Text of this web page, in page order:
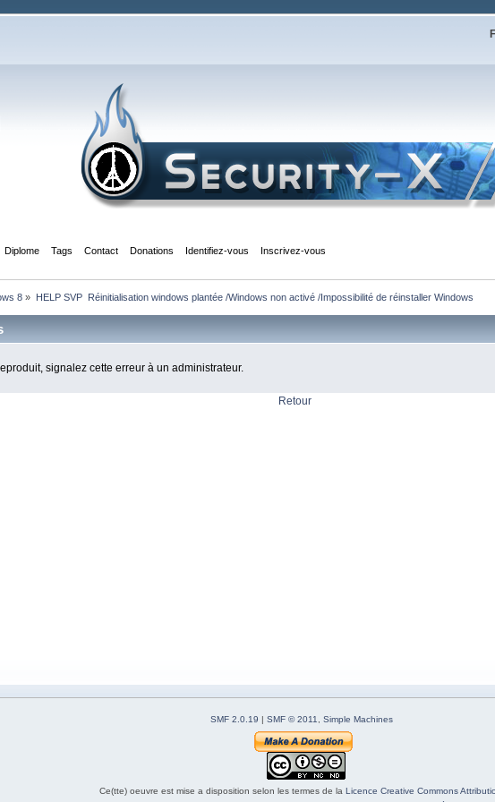
Diplome Tags Contact Donations Identifiez-vous Inscrivez-vous
8 » HELP SVP  Réinitialisation windows plantée /Windows non activé /Impossibilité de réinstaller Windows
signalez cette erreur à un administrateur.
Retour
SMF 2.0.19 | SMF © 2011 Simple Machines
Ce(tte) oeuvre est mise a disposition selon les termes de la Licence Creative Commons